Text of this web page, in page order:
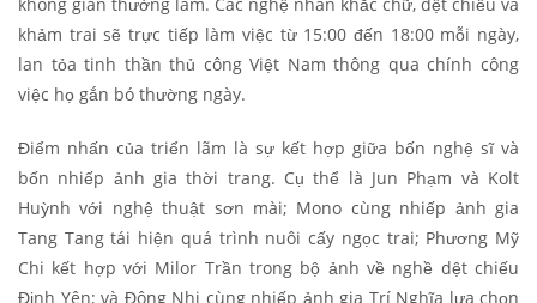
không gian thưởng lãm. Các nghệ nhân khắc chữ, dệt chiếu và
khảm trai sẽ trực tiếp làm việc từ 15:00 đến 18:00 mỗi ngày,
lan tỏa tinh thần thủ công Việt Nam thông qua chính công
việc họ gắn bó thường ngày.
Điểm nhấn của triển lãm là sự kết hợp giữa bốn nghệ sĩ và
bốn nhiếp ảnh gia thời trang. Cụ thể là Jun Phạm và Kolt
Huỳnh với nghệ thuật sơn mài; Mono cùng nhiếp ảnh gia
Tang Tang tái hiện quá trình nuôi cấy ngọc trai; Phương Mỹ
Chi kết hợp với Milor Trần trong bộ ảnh về nghề dệt chiếu
Định Yên; và Đông Nhi cùng nhiếp ảnh gia Trí Nghĩa lựa chọn